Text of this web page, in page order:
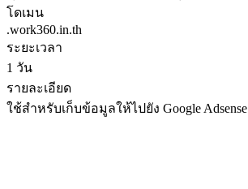
โดเมน
.work360.in.th
ระยะเวลา
1 วัน
รายละเอียด
ใช้สำหรับเก็บข้อมูลให้ไปยัง Google Adsense